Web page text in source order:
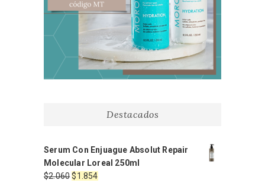
Destacados
Serum Con Enjuague Absolut Repair
Molecular Loreal 250ml
$2.060El
$1.854El